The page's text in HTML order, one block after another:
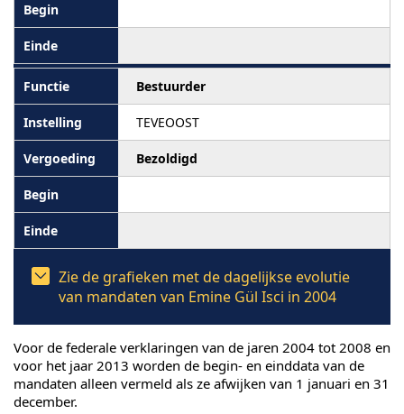
Bestuurder
TEVEOOST
Bezoldigd
Zie de grafieken met de dagelijkse evolutie
van mandaten van Emine Gül Isci in 2004
Voor de federale verklaringen van de jaren 2004 tot 2008 en
voor het jaar 2013 worden de begin- en einddata van de
mandaten alleen vermeld als ze afwijken van 1 januari en 31
december.